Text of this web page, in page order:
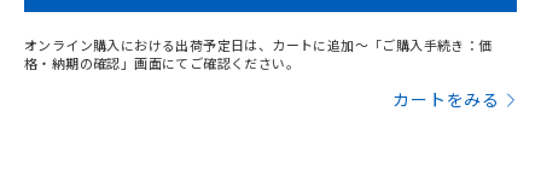
オンライン購入における出荷予定日は、カートに追加～「ご購入手続き：価
格・納期の確認」画面にてご確認ください。
カートをみる